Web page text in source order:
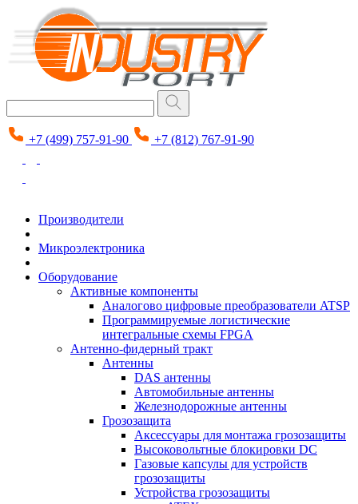
+7 (499) 757-91-90 +7 (812) 767-91-90
Производители
Микроэлектроника
Оборудование
Активные компоненты
Аналогово цифровые преобразователи ATSP
Программируемые логистические
интегральные схемы FPGA
Антенно-фидерный тракт
Антенны
DAS антенны
Автомобильные антенны
Железнодорожные антенны
Грозозащита
Аксессуары для монтажа грозозащиты
Высоковольтные блокировки DC
Газовые капсулы для устройств
грозозащиты
Устройства грозозащиты